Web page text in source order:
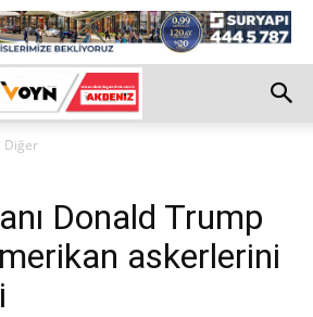
Diğer
Donald Trump
askerlerini